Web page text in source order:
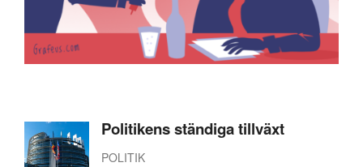
Politikens ständiga tillväxt
POLITIK